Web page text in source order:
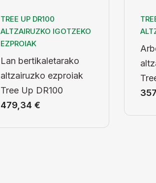
TREE UP DR100
ALTZAIRUZKO IGOTZEKO
EZPROIAK
Lan bertikaletarako
altzairuzko ezproiak
Tree Up DR100
479,34 €